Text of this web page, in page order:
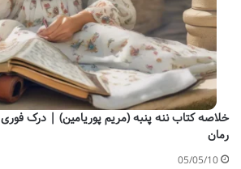
خلاصه کتاب ننه پنبه (مریم پوریامین) | درک فوری
رمان
05/05/10